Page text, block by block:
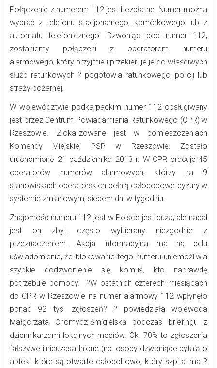
Połączenie z numerem 112 jest bezpłatne. Numer można
wybrać z telefonu stacjonarnego, komórkowego lub z
automatu telefonicznego. Dzwoniąc pod numer 112,
zostaniemy połączeni z operatorem numeru
alarmowego, który przyjmie i przekieruje je do właściwych
służb ratunkowych ? pogotowia ratunkowego, policji lub
straży pożarnej.
W województwie podkarpackim numer 112 obsługiwany
jest przez Centrum Powiadamiania Ratunkowego (CPR) w
Rzeszowie. Zlokalizowane jest w pomieszczeniach
Komendy Miejskiej PSP w Rzeszowie. Zostało
uruchomione 21 października 2013 r. W CPR pracuje 45
operatorów numerów alarmowych, którzy na 9
stanowiskach operatorskich pełnią całodobowe dyżury w
systemie zmianowym, siedem dni w tygodniu.
Znajomość numeru 112 jest w Polsce jest duża, ale nadal
jest on zbyt często wybierany niezgodnie z
przeznaczeniem. Akcja informacyjna ma na celu
uświadomienie, że blokowanie tego numeru uniemożliwia
szybkie dodzwonienie się komuś, kto naprawdę
potrzebuje pomocy. ?W ostatnich czterech miesiącach
do CPR w Rzeszowie na numer alarmowy 112 wpłynęło
ponad 92 tys. zgłoszeń? ? powiedziała wojewoda
Małgorzata Chomycz-Śmigielska podczas briefingu z
dziennikarzami lokalnych mediów. Ok. 70% to zgłoszenia
fałszywe i nieuzasadnione (np. osoby dzwoniące pytają o
apteki, które są otwarte całodobowo, który szpital ma ?